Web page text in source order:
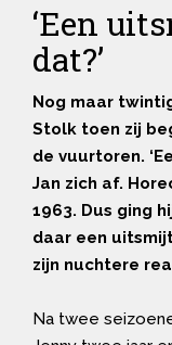
‘Een
dat?’
Nog maar
Stolk toen zij
de vuurtoren.
Jan zich af.
1963. Dus ging
daar een
zijn nuchtere
Na twee